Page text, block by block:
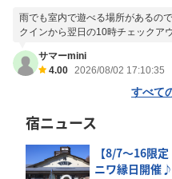
雨でも室内で遊べる場所があるの
クインから翌日の10時チェックア
サマーmini
4.00 2026/08/02 17:10:35
すべて
宿ニュース
【8/7～16限
ニワ縁日開催♪